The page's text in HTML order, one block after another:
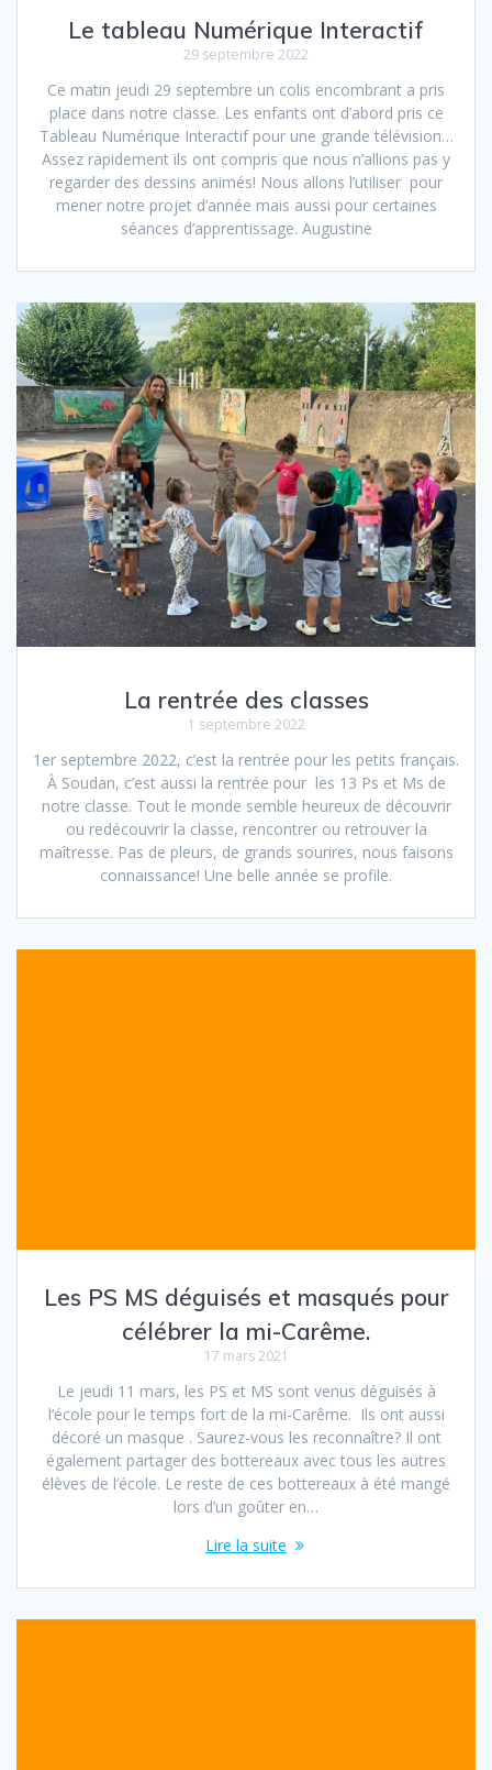
Le tableau Numérique Interactif
29 septembre 2022
Ce matin jeudi 29 septembre un colis encombrant a pris
place dans notre classe. Les enfants ont d’abord pris ce
Tableau Numérique Interactif pour une grande télévision…
Assez rapidement ils ont compris que nous n’allions pas y
regarder des dessins animés! Nous allons l’utiliser pour
mener notre projet d’année mais aussi pour certaines
séances d’apprentissage. Augustine
La rentrée des classes
1 septembre 2022
1er septembre 2022, c’est la rentrée pour les petits français.
À Soudan, c’est aussi la rentrée pour les 13 Ps et Ms de
notre classe. Tout le monde semble heureux de découvrir
ou redécouvrir la classe, rencontrer ou retrouver la
maîtresse. Pas de pleurs, de grands sourires, nous faisons
connaissance! Une belle année se profile.
Les PS MS déguisés et masqués pour
célébrer la mi-Carême.
17 mars 2021
Le jeudi 11 mars, les PS et MS sont venus déguisés à
l’école pour le temps fort de la mi-Carême. Ils ont aussi
décoré un masque . Saurez-vous les reconnaître? Il ont
également partager des bottereaux avec tous les autres
élèves de l’école. Le reste de ces bottereaux à été mangé
lors d’un goûter en…
Lire la suite